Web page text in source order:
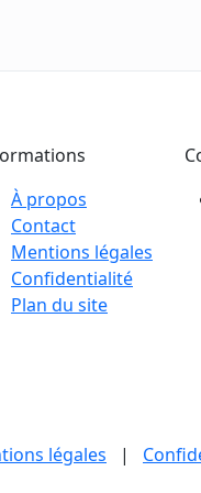
À propos
Contact
Mentions légales
Confidentialité
Plan du site
légales |